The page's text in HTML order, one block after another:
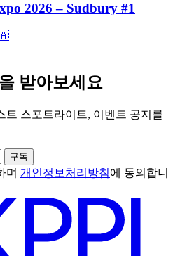
2026 – Sudbury #1
받아보세요
트 스포트라이트, 이벤트 공지를
구독
며 개인정보처리방침에 동의합니